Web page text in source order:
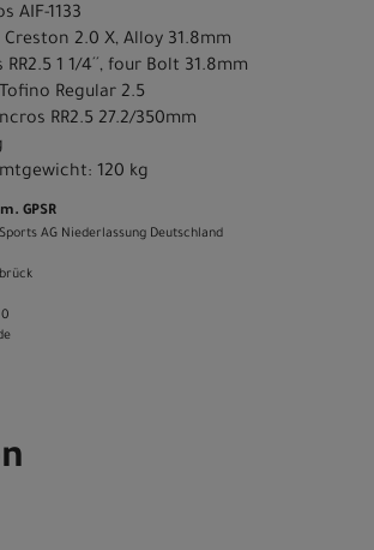
AIF-1133
2.0 X, Alloy 31.8mm
1 1/4´´, four Bolt 31.8mm
Regular 2.5
RR2.5 27.2/350mm
120 kg
GPSR
AG Niederlassung Deutschland